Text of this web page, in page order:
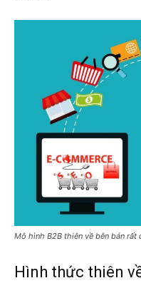
Mô hình B2B thiên về bên bán rất
Hình thức thiên